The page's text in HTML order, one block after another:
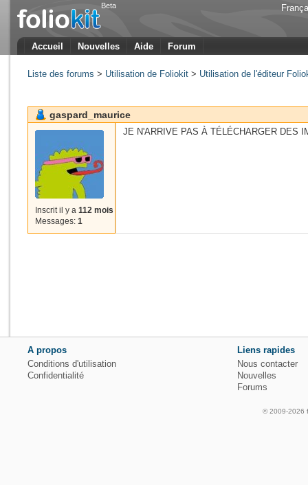
Beta
Accueil Nouvelles Aide Forum
Liste des forums > Utilisation de Foliokit > Utilisation de l'éditeur
gaspard_maurice
Inscrit il y a 112 mois
Messages: 1
JE N'ARRIVE PAS À TÉLÉCHARGER DES
A propos
Conditions d'utilisation
Confidentialité
Liens rapides
Nous contacter
Nouvelles
Forums
© 2009-2026